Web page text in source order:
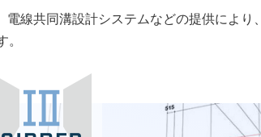
電線共同溝設計システムなどの提供により、
。